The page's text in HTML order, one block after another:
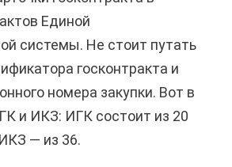
Единой
системы. Не стоит путать
госконтракта и
номера закупки. Вот в
и ИКЗ: ИГК состоит из 20
— из 36.